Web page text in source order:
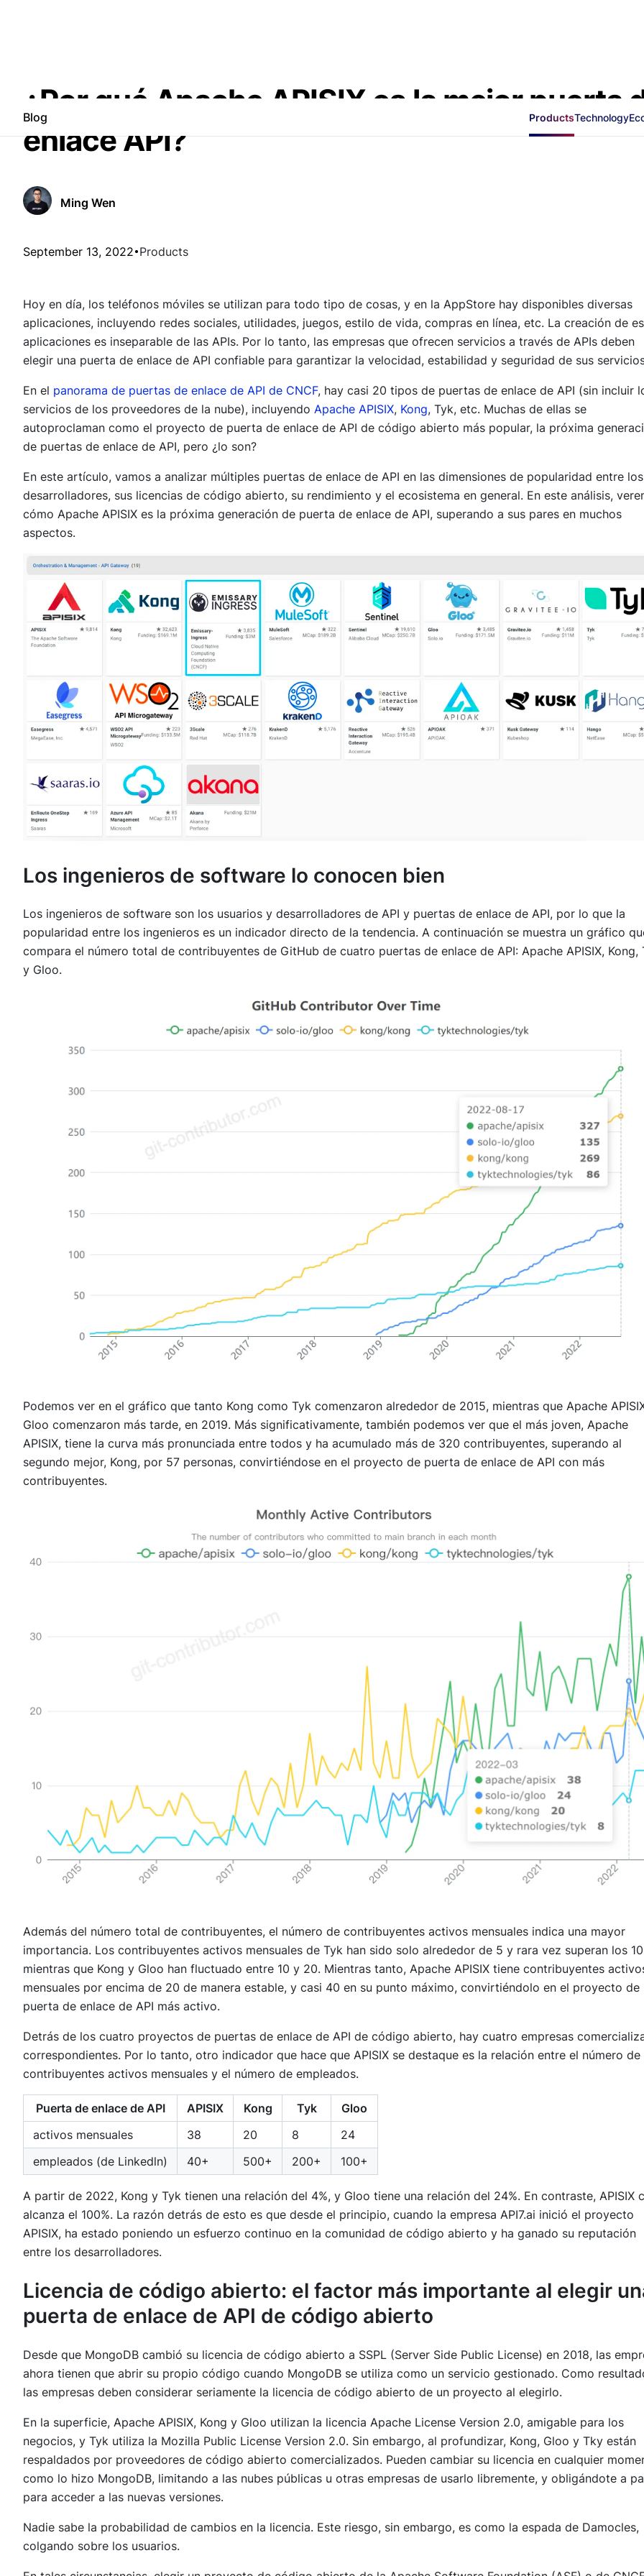
Blog ProductsTechnology
¿Por qué Apache APISIX es la mejor puerta
enlace API?
Ming Wen
September 13, 2022 Products
Hoy en día, los teléfonos móviles se utilizan para todo tipo de cosas, y en la AppStore hay disponibles diversas
aplicaciones, incluyendo redes sociales, utilidades, juegos, estilo de vida, compras en línea, etc. La creación de
aplicaciones es inseparable de las APIs. Por lo tanto, las empresas que ofrecen servicios a través de APIs deben
elegir una puerta de enlace de API confiable para garantizar la velocidad, estabilidad y seguridad de sus
En el panorama de puertas de enlace de API de CNCF, hay casi 20 tipos de puertas de enlace de API (sin incluir
servicios de los proveedores de la nube), incluyendo Apache APISIX, Kong, Tyk, etc. Muchas de ellas se
autoproclaman como el proyecto de puerta de enlace de API de código abierto más popular, la próxima
de puertas de enlace de API, pero ¿lo son?
En este artículo, vamos a analizar múltiples puertas de enlace de API en las dimensiones de popularidad entre los
desarrolladores, sus licencias de código abierto, su rendimiento y el ecosistema en general. En este análisis,
cómo Apache APISIX es la próxima generación de puerta de enlace de API, superando a sus pares en muchos
aspectos.
Los ingenieros de software lo conocen bien
Los ingenieros de software son los usuarios y desarrolladores de API y puertas de enlace de API, por lo que la
popularidad entre los ingenieros es un indicador directo de la tendencia. A continuación se muestra un gráfico
compara el número total de contribuyentes de GitHub de cuatro puertas de enlace de API: Apache APISIX, Kong,
y Gloo.
Podemos ver en el gráfico que tanto Kong como Tyk comenzaron alrededor de 2015, mientras que Apache
Gloo comenzaron más tarde, en 2019. Más significativamente, también podemos ver que el más joven, Apache
APISIX, tiene la curva más pronunciada entre todos y ha acumulado más de 320 contribuyentes, superando al
segundo mejor, Kong, por 57 personas, convirtiéndose en el proyecto de puerta de enlace de API con más
contribuyentes.
Además del número total de contribuyentes, el número de contribuyentes activos mensuales indica una mayor
importancia. Los contribuyentes activos mensuales de Tyk han sido solo alrededor de 5 y rara vez superan los
mientras que Kong y Gloo han fluctuado entre 10 y 20. Mientras tanto, Apache APISIX tiene contribuyentes
mensuales por encima de 20 de manera estable, y casi 40 en su punto máximo, convirtiéndolo en el proyecto de
puerta de enlace de API más activo.
Detrás de los cuatro proyectos de puertas de enlace de API de código abierto, hay cuatro empresas
correspondientes. Por lo tanto, otro indicador que hace que APISIX se destaque es la relación entre el número de
contribuyentes activos mensuales y el número de empleados.
Puerta de enlace de API APISIX Kong Tyk
Gloo
activos mensuales
38 20 8
24
empleados (de Linkedln)
40+ 500+ 200+ 100+
A partir de 2022, Kong y Tyk tienen una relación del 4%, y Gloo tiene una relación del 24%. En contraste, APISIX
alcanza el 100%. La razón detrás de esto es que desde el principio, cuando la empresa API7.ai inició el proyecto
APISIX, ha estado poniendo un esfuerzo continuo en la comunidad de código abierto y ha ganado su reputación
entre los desarrolladores.
Licencia de código abierto: el factor más importante al elegir
puerta de enlace de API de código abierto
Desde que MongoDB cambió su licencia de código abierto a SSPL (Server Side Public License) en 2018, las
ahora tienen que abrir su propio código cuando MongoDB se utiliza como un servicio gestionado. Como
las empresas deben considerar seriamente la licencia de código abierto de un proyecto al elegirlo.
En la superficie, Apache APISIX, Kong y Gloo utilizan la licencia Apache License Version 2.0, amigable para los
negocios, y Tyk utiliza la Mozilla Public License Version 2.0. Sin embargo, al profundizar, Kong, Gloo y Tky están
respaldados por proveedores de código abierto comercializados. Pueden cambiar su licencia en cualquier
como lo hizo MongoDB, limitando a las nubes públicas u otras empresas de usarlo libremente, y obligándote a
para acceder a las nuevas versiones.
Nadie sabe la probabilidad de cambios en la licencia. Este riesgo, sin embargo, es como la espada de Damocles,
colgando sobre los usuarios.